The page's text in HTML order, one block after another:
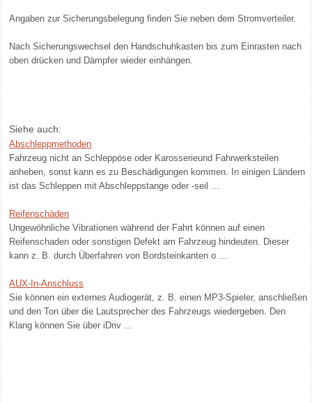
Angaben zur Sicherungsbelegung finden Sie neben dem Stromverteiler.
Nach Sicherungswechsel den Handschuhkasten bis zum Einrasten nach
oben drücken und Dämpfer wieder einhängen.
Siehe auch:
Abschleppmethoden
Fahrzeug nicht an Schleppöse oder Karosserieund Fahrwerksteilen
anheben, sonst kann es zu Beschädigungen kommen. In einigen Ländern
ist das Schleppen mit Abschleppstange oder -seil ...
Reifenschäden
Ungewöhnliche Vibrationen während der Fahrt können auf einen
Reifenschaden oder sonstigen Defekt am Fahrzeug hindeuten. Dieser
kann z. B. durch Überfahren von Bordsteinkanten o ...
AUX-In-Anschluss
Sie können ein externes Audiogerät, z. B. einen MP3-Spieler, anschließen
und den Ton über die Lautsprecher des Fahrzeugs wiedergeben. Den
Klang können Sie über iDriv ...